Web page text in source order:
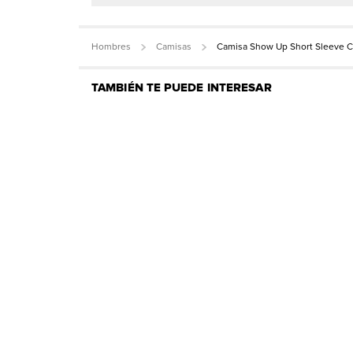
Hombres Camisas Camisa Show Up Short Sleeve
TAMBIÉN TE PUEDE INTERESAR